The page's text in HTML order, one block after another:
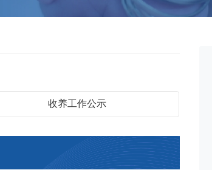
收养工作公示